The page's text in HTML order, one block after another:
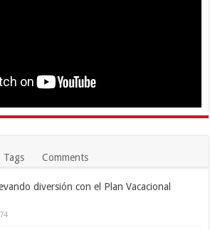
Tags Comments
diversión con el Plan Vacacional